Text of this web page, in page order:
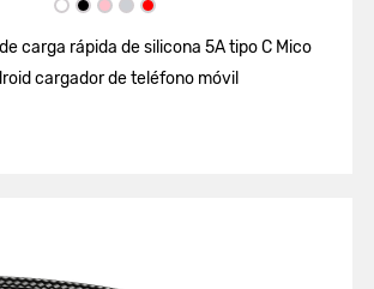
carga rápida de silicona 5A tipo C Mico
cargador de teléfono móvil